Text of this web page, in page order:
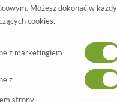
Kozaki Tamaris
1-25522-27 314 Cigar
Możesz dokonać w
cookies.
z marketingiem
z
strony